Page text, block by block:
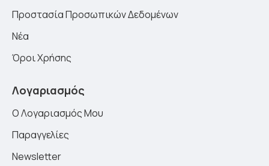
Προστασία Προσωπικών Δεδομένων
Νέα
Όροι Χρήσης
Λογαριασμός
Ο Λογαριασμός Μου
Παραγγελίες
Newsletter